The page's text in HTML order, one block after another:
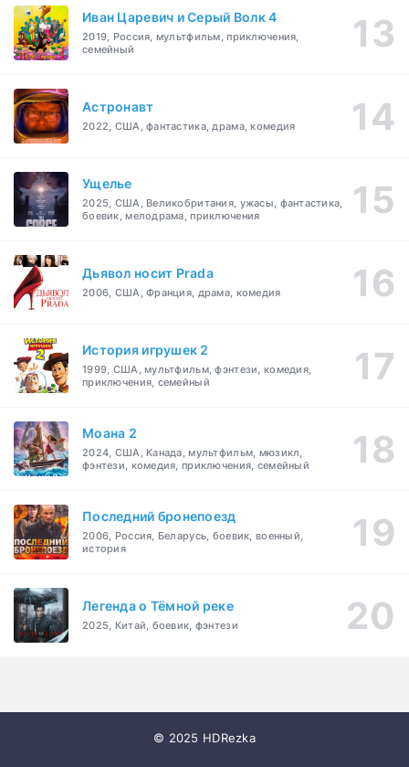
Иван Царевич и Серый Волк 4
2019, Россия, мультфильм, приключения,
семейный
Астронавт
2022, США, фантастика, драма, комедия
Ущелье
2025, США, Великобритания, ужасы, фантастика,
боевик, мелодрама, приключения
Дьявол носит Prada
2006, США, Франция, драма, комедия
История игрушек 2
1999, США, мультфильм, фэнтези, комедия,
приключения, семейный
Моана 2
2024, США, Канада, мультфильм, мюзикл,
фэнтези, комедия, приключения, семейный
Последний бронепоезд
2006, Россия, Беларусь, боевик, военный,
история
Легенда о Тёмной реке
2025, Китай, боевик, фэнтези
© 2025 HDRezka